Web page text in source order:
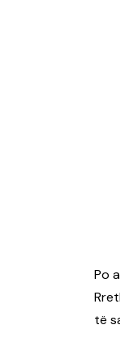
Po
të